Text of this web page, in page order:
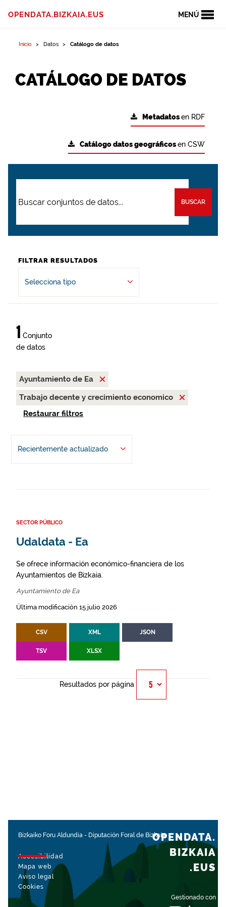
MENÚ
OPENDATA.BIZKAIA.EUS
Inicio Datos Catálogo de datos
CATÁLOGO DE DATOS
Metadatosen RDF
Catálogo datos geográficosen CSW
BUSCAR
FILTRAR RESULTADOS
Selecciona tipo
1 Conjunto
de datos
Ayuntamiento de Ea
Trabajo decente y crecimiento economico
Restaurar filtros
Recientemente actualizado
SECTOR PÚBLICO
Udaldata - Ea
Se ofrece información económico-financiera de los
Ayuntamientos de Bizkaia.
Ayuntamiento de Ea
Última modificación 15 julio 2026
CSV XML JSON
TSV XLSX
Resultados por página
Bizkaiko Foru Aldundia - Diputación Foral de Bizkaia
Accesibilidad
Mapa web
Aviso legal
Cookies
Gestionado con
OPENDATA.
BIZKAIA
.EUS